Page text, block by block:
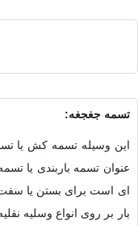
تسمه جغجغه:
این وسیله تسمه کش یا
عنوان تسمه باربندی یا
ای است برای بستن یا
بار بر روی انواع وسلیه